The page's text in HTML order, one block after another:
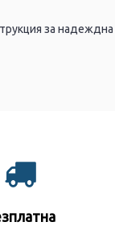
за надеждна